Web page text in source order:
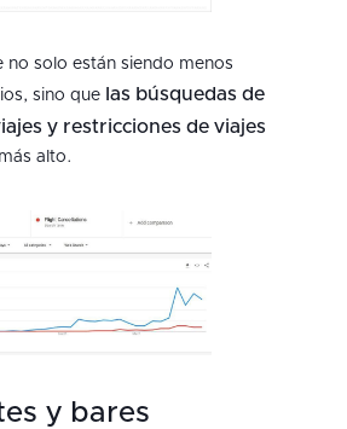
no solo están siendo menos
sino que las búsquedas de
y restricciones de viajes
alto.
y bares